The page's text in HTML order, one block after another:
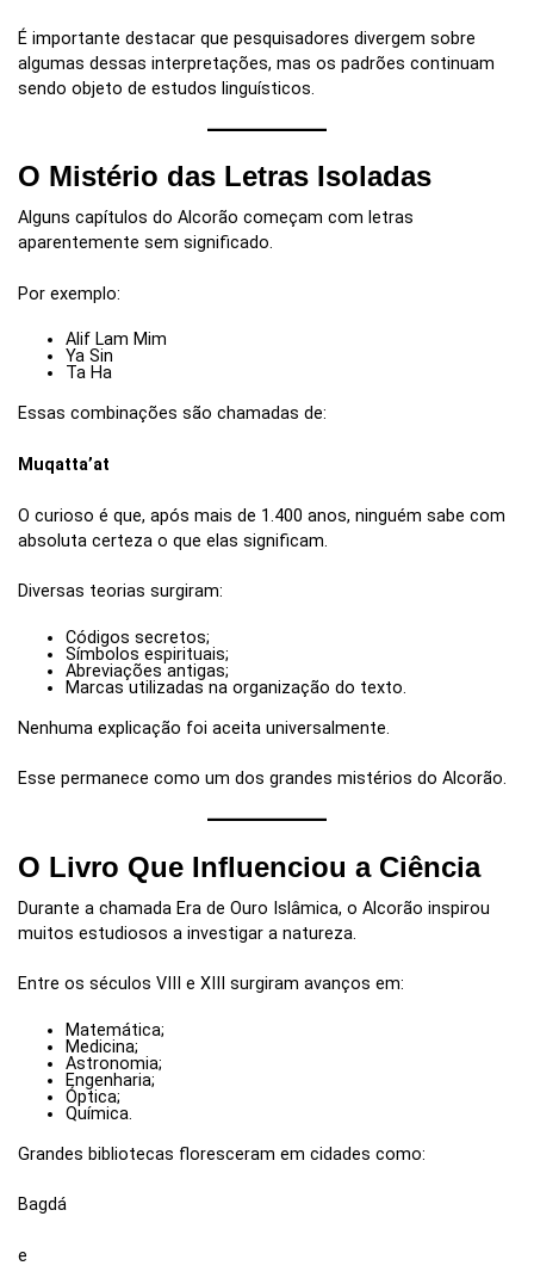
É importante destacar que pesquisadores divergem sobre
algumas dessas interpretações, mas os padrões continuam
sendo objeto de estudos linguísticos.
O Mistério das Letras Isoladas
Alguns capítulos do Alcorão começam com letras
aparentemente sem significado.
Por exemplo:
Alif Lam Mim
Ya Sin
Ta Ha
Essas combinações são chamadas de:
Muqatta’at
O curioso é que, após mais de 1.400 anos, ninguém sabe com
absoluta certeza o que elas significam.
Diversas teorias surgiram:
Códigos secretos;
Símbolos espirituais;
Abreviações antigas;
Marcas utilizadas na organização do texto.
Nenhuma explicação foi aceita universalmente.
Esse permanece como um dos grandes mistérios do Alcorão.
O Livro Que Influenciou a Ciência
Durante a chamada Era de Ouro Islâmica, o Alcorão inspirou
muitos estudiosos a investigar a natureza.
Entre os séculos VIII e XIII surgiram avanços em:
Matemática;
Medicina;
Astronomia;
Engenharia;
Óptica;
Química.
Grandes bibliotecas floresceram em cidades como:
Bagdá
e